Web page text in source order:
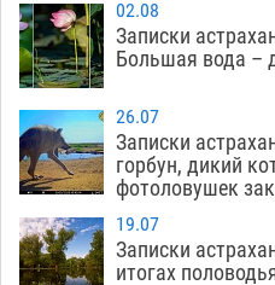
02.08
Записки
Большая вода –
26.07
Записки
горбун, дикий
фотоловушек
19.07
Записки
итогах